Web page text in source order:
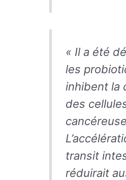
« Il a été
les
inhibent la
des
transit
réduirait